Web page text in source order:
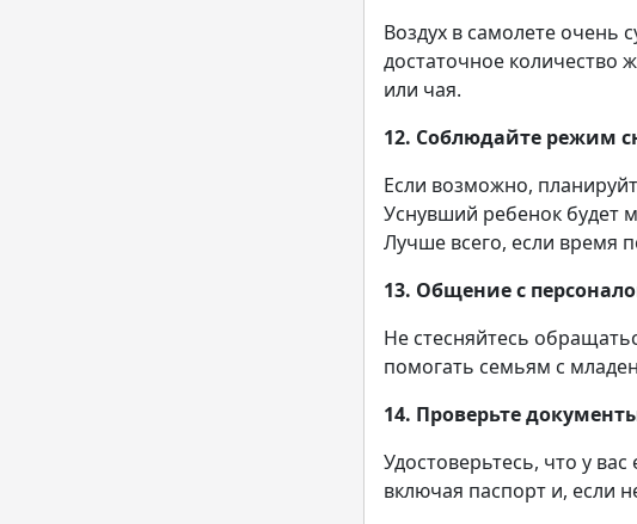
Воздух в самолете очень
достаточное
или чая.
12. Соблюдайте режим
Если возможно,
Уснувший ребенок будет
Лучше всего, если время
13. Общение с
Не стесняйтесь
помогать семьям с
14. Проверьте
Удостоверьтесь, что у
включая паспорт и, если